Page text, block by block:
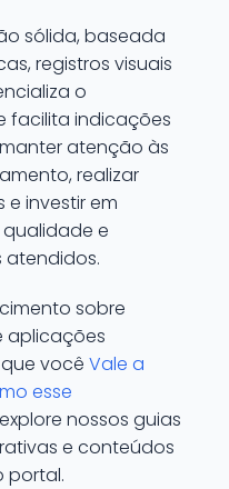
sólida, baseada
registros visuais
o
facilita indicações
atenção às
realizar
investir em
e
atendidos.
sobre
aplicações
você Vale a
esse
nossos guias
e conteúdos
portal.